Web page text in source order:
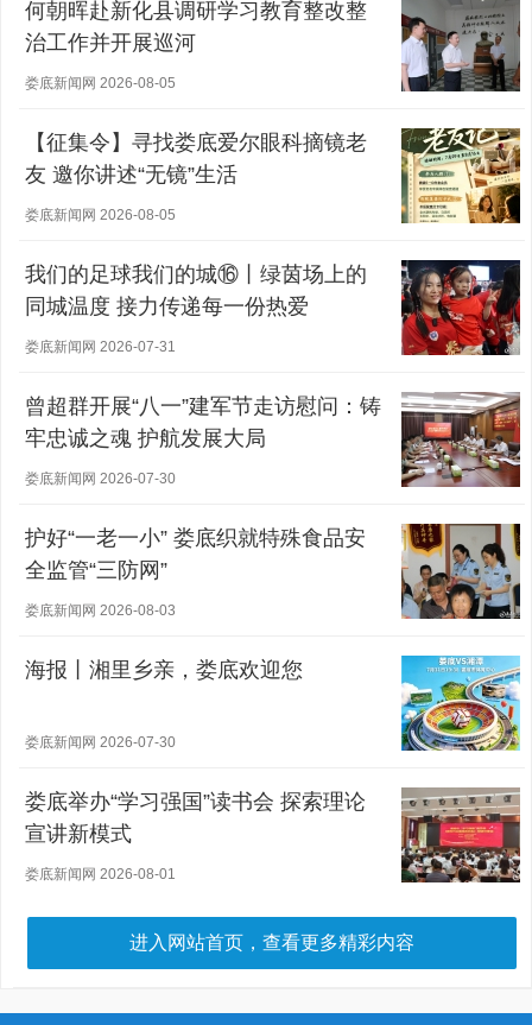
何朝晖赴新化县调研学习教育整改整
治工作并开展巡河
娄底新闻网 2026-08-05
【征集令】寻找娄底爱尔眼科摘镜老
友 邀你讲述“无镜”生活
娄底新闻网 2026-08-05
我们的足球我们的城⑯丨绿茵场上的
同城温度 接力传递每一份热爱
娄底新闻网 2026-07-31
曾超群开展“八一”建军节走访慰问：铸
牢忠诚之魂 护航发展大局
娄底新闻网 2026-07-30
护好“一老一小” 娄底织就特殊食品安
全监管“三防网”
娄底新闻网 2026-08-03
海报丨湘里乡亲，娄底欢迎您
娄底新闻网 2026-07-30
娄底举办“学习强国”读书会 探索理论
宣讲新模式
娄底新闻网 2026-08-01
进入网站首页，查看更多精彩内容